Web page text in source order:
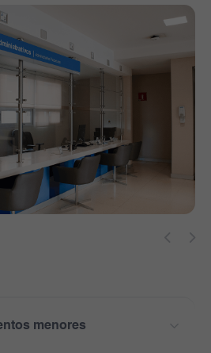
menores